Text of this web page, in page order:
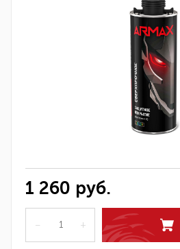
1 260 руб.
– +